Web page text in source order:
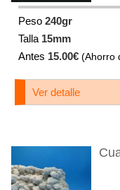
Peso 240gr
Talla 15mm
Antes 15.00€ (Ahorro
Ver detalle